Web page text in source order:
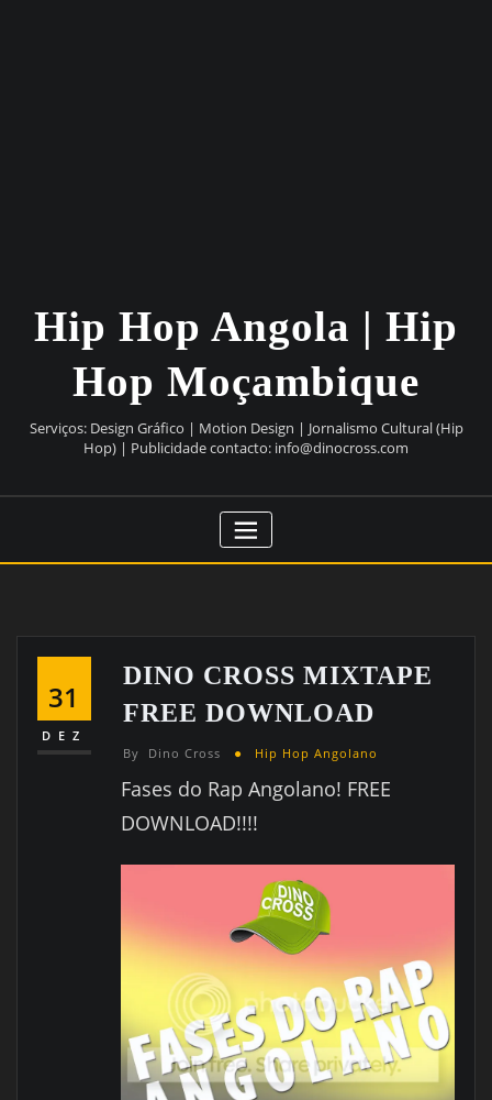
Hip Hop Angola | Hip
Hop Moçambique
Serviços: Design Gráfico | Motion Design | Jornalismo Cultural (Hip
Hop) | Publicidade contacto: info@dinocross.com
31
DEZ
DINO CROSS MIXTAPE
FREE DOWNLOAD
By Dino Cross Hip Hop Angolano
Fases do Rap Angolano! FREE
DOWNLOAD!!!!